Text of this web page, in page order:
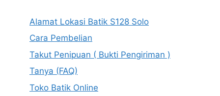
Alamat Lokasi Batik S128 Solo
Cara Pembelian
Takut Penipuan ( Bukti Pengiriman )
Tanya (FAQ)
Toko Batik Online